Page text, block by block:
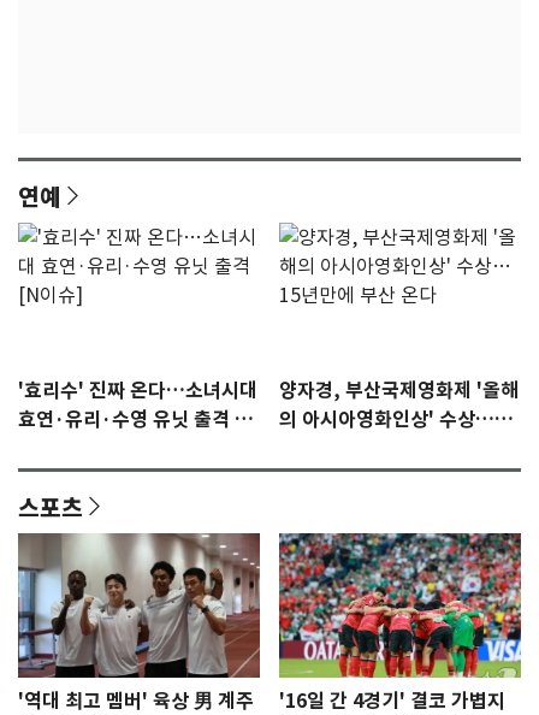
연예
'효리수' 진짜 온다…소녀시대
효연·유리·수영 유닛 출격 [N
양자경, 부산국제영화제 '올해
의 아시아영화인상' 수상…15
스포츠
'역대 최고 멤버' 육상 男 계주
'16일 간 4경기' 결코 가볍지